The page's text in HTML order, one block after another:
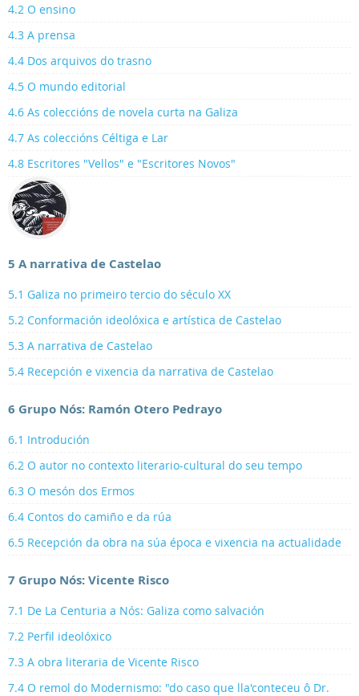
4.2 O ensino
4.3 A prensa
4.4 Dos arquivos do trasno
4.5 O mundo editorial
4.6 As coleccións de novela curta na Galiza
4.7 As coleccións Céltiga e Lar
4.8 Escritores "Vellos" e "Escritores Novos"
5 A narrativa de Castelao
5.1 Galiza no primeiro tercio do século XX
5.2 Conformación ideolóxica e artística de Castelao
5.3 A narrativa de Castelao
5.4 Recepción e vixencia da narrativa de Castelao
6 Grupo Nós: Ramón Otero Pedrayo
6.1 Introdución
6.2 O autor no contexto literario-cultural do seu tempo
6.3 O mesón dos Ermos
6.4 Contos do camiño e da rúa
6.5 Recepción da obra na súa época e vixencia na actualidade
7 Grupo Nós: Vicente Risco
7.1 De La Centuria a Nós: Galiza como salvación
7.2 Perfil ideolóxico
7.3 A obra literaria de Vicente Risco
7.4 O remol do Modernismo: "do caso que lla'conteceu ô Dr.